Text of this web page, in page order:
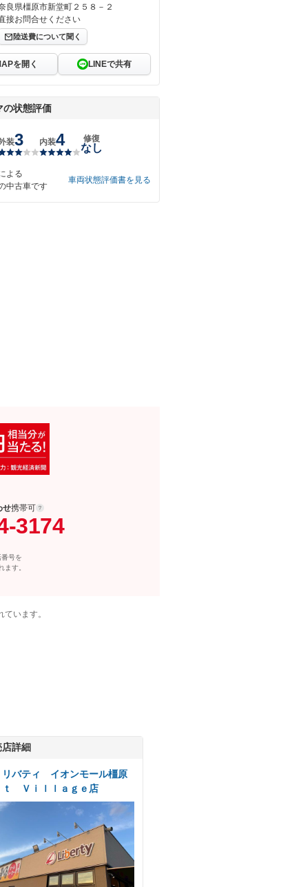
良県橿原市新堂町２５８－２
接お問合せください
陸送費について聞く
を開く LINEで共有
の状態評価
装3 内装4 修復
なし
よる
中古車です
車両状態評価書を見る
せ携帯可
3174
号を
ます。
います。
店詳細
リバティ イオンモール橿原
ｔ Ｖｉｌｌａｇｅ店